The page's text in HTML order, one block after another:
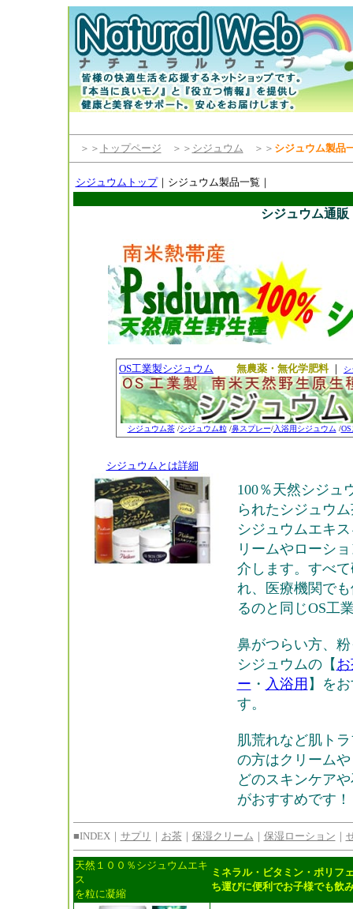
＞＞ トップページ ＞＞ シジュウム ＞＞ シジュウム製品
シジュウムトップ｜シジュウム製品一覧｜
シジュウム通販
OS工業製シジュウム 無農薬・無化学肥料｜
シジュウム茶/シジュウム粒/鼻スプレー/入浴用シジュウム /
シジュウムとは詳細
100％天然シジュ
られたシジュウ
シジュウムエキ
リームやローシ
介します。すべ
れ、医療機関で
るのと同じOS工
鼻がつらい方、
シジュウムの【
ー ・ 入浴用 】を
す。
肌荒れなど肌ト
の方はクリーム
どのスキンケア
がおすすめです！
■INDEX｜ サプリ ｜ お茶｜ 保湿クリーム ｜ 保湿ローション ｜
天然１００％シジュウムエキ
ス
を粒に凝縮
ミネラル・ビタミン・ポリフ
ち運びに便利でお子様でも飲